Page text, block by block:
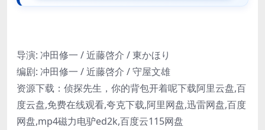
导演: 冲田修一 / 近藤啓介 / 東かほり
编剧: 冲田修一 / 近藤啓介 / 守屋文雄
资源下载：侦探先生，你的背包开着呢下载阿里云盘,百
度云盘,免费在线观看,夸克下载,阿里网盘,迅雷网盘,百度
网盘,mp4磁力电驴ed2k,百度云115网盘